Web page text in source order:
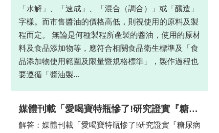
「水解」、「速成」、「混合（調合）」或「釀造」
字樣。而市售醬油的價格高低，則視使用的原料及製
程而定。 無論是何種製程所產製的醬油，使用的原材
料及食品添加物等，應符合相關食品衛生標準及「食
品添加物使用範圍及限量暨規格標準」，製作過程也
要遵循「醬油製...
媒體刊載「愛喝寶特瓶慘了!研究證實『糖尿病風險增』:降胰島素敏感性」乙文，是否為事實？
解答：媒體刊載「愛喝寶特瓶慘了!研究證實『糖尿病